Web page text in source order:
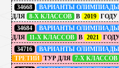
34668
ВАРИАНТЫ ОЛИМПИАДЫ
ДЛЯ 8-Х КЛАССОВ В 2019 ГОДУ
34684
ВАРИАНТЫ ОЛИМПИАДЫ
ДЛЯ 11-Х КЛАССОВ В 2021
34716
ВАРИАНТЫ ОЛИМПИАДЫ
ТРЕТИЙ ТУР ДЛЯ 7-Х КЛАССОВ